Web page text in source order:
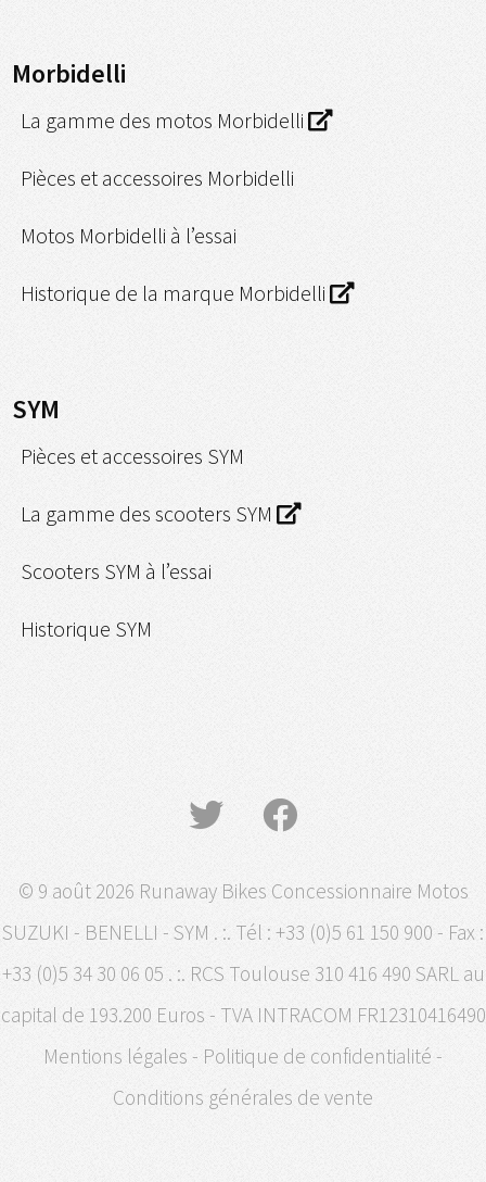
Morbidelli
La gamme des motos Morbidelli
Pièces et accessoires Morbidelli
Motos Morbidelli à l’essai
Historique de la marque Morbidelli
SYM
Pièces et accessoires SYM
La gamme des scooters SYM
Scooters SYM à l’essai
Historique SYM
© 9 août 2026 Runaway Bikes Concessionnaire Motos
SUZUKI - BENELLI - SYM . :. Tél : +33 (0)5 61 150 900 - Fax :
+33 (0)5 34 30 06 05 . :. RCS Toulouse 310 416 490 SARL au
capital de 193.200 Euros - TVA INTRACOM FR12310416490
Mentions légales - Politique de confidentialité -
Conditions générales de vente